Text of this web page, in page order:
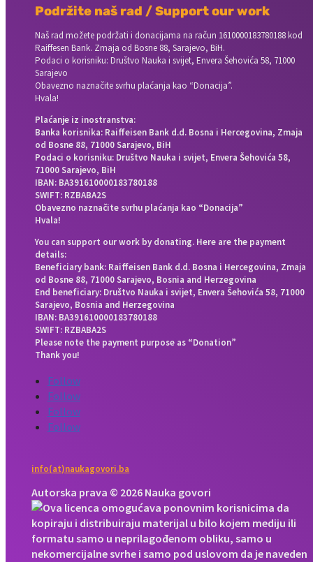
Podržite naš rad / Support our work
Naš rad možete podržati i donacijama na račun 1610000183780188 kod
Raiffesen Bank. Zmaja od Bosne 88, Sarajevo, BiH.
Podaci o korisniku: Društvo Nauka i svijet, Envera Šehovića 58, 71000
Sarajevo
Obavezno naznačite svrhu plaćanja kao “Donacija”.
Hvala!
Plaćanje iz inostranstva:
Banka korisnika: Raiffeisen Bank d.d. Bosna i Hercegovina, Zmaja
od Bosne 88, 71000 Sarajevo, BiH
Podaci o korisniku: Društvo Nauka i svijet, Envera Šehovića 58,
71000 Sarajevo, BiH
IBAN: BA391610000183780188
SWIFT: RZBABA2S
Obavezno naznačite svrhu plaćanja kao “Donacija”
Hvala!
You can support our work by donating. Here are the payment
details:
Beneficiary bank: Raiffeisen Bank d.d. Bosna i Hercegovina, Zmaja
od Bosne 88, 71000 Sarajevo, Bosnia and Herzegovina
End beneficiary: Društvo Nauka i svijet, Envera Šehovića 58, 71000
Sarajevo, Bosnia and Herzegovina
IBAN: BA391610000183780188
SWIFT: RZBABA2S
Please note the payment purpose as “Donation”
Thank you!
Follow
Follow
Follow
Follow
info(at)naukagovori.ba
Autorska prava © 2026 Nauka govori